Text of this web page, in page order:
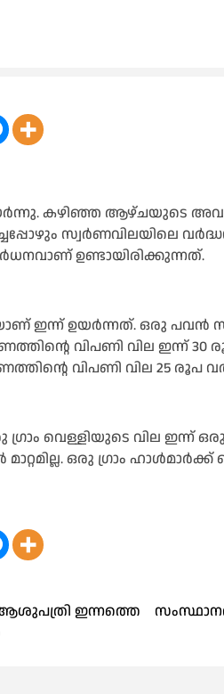
കഴിഞ്ഞ ആഴ്ചയുടെ
സ്വർണവിലയിലെ
ഉണ്ടായിരിക്കുന്നത്.
ഇന്ന് ഉയർന്നത്. ഒരു പവൻ
വിപണി വില ഇന്ന് 30
വിപണി വില 25 രൂപ
വെള്ളിയുടെ വില ഇന്ന്
ഒരു ഗ്രാം
ഇന്നത്തെ